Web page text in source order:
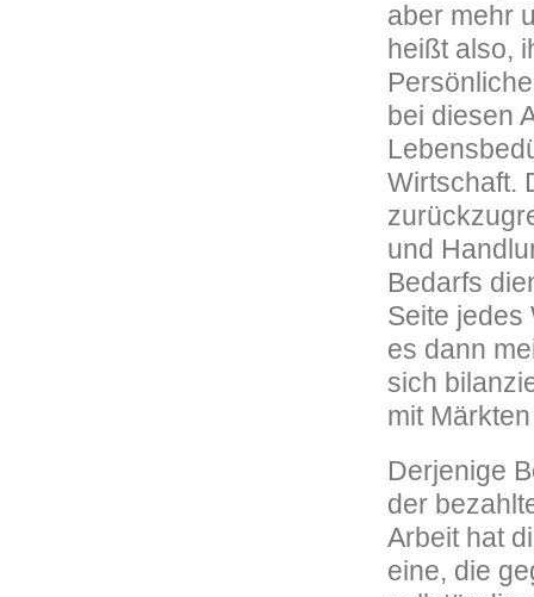
aber mehr
heißt also,
bei diesen
Wirtschaft.
und
Bedarfs
Seite jedes
es dann
sich
mit
Derjenige
der
Arbeit hat
eine, die